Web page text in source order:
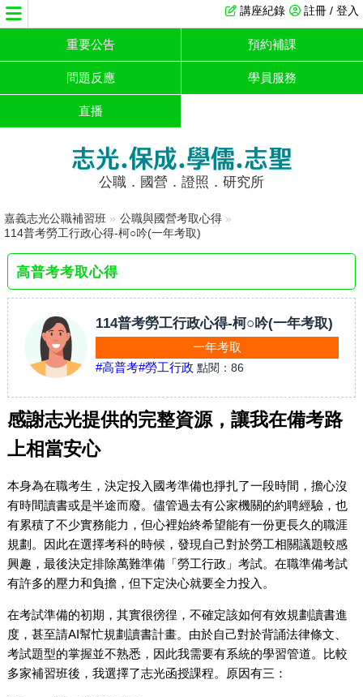
註冊 / 登入
講座紀錄
重要公告 預約補課
問題反應 學員服務
直播
志光.保成.學儒.志聖
公職．國營．證照．研究所
嘉義志光公職補習班 » 公職與國營考取心得 »
114普考勞工行政心得-柯○吟(一年考取)
高普考考取心得
114普考勞工行政心得-柯○吟(一年考取)
一年考取
#高普考#勞工行政 點閱： 86
感謝志光提供的完整資源，讓我在備考路
上相當安心
本身為在職考生，決定投入國考準備也掙扎了一段時間，擔心沒
有時間讀書或是半途而廢。儘管過去有公家機關的約聘經驗，也
有累積了不少實務能力，但心裡始終希望能有一份更長久的職涯
規劃。因此在選擇考科的時候，發現自己對於勞工相關議題較感
興趣，最後決定排除萬難準備「勞工行政」考試。在職準備考試
有許多的壓力和負擔，但下定決心就要全力投入。
在考試準備的初期，其實很徬徨，不確定該如何有效規劃讀書進
度，甚至請AI幫忙規劃讀書計畫。由於自己對於背誦法律條文、
考試題型的掌握並不熟悉，因此我需要有系統的學習管道。比較
多家補習班後，我選擇了志光函授課程。原因有三：